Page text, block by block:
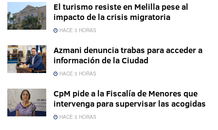
El turismo resiste en Melilla pese al
impacto de la crisis migratoria
HACE 3 HORAS
Azmani denuncia trabas para acceder a
información de la Ciudad
HACE 3 HORAS
CpM pide a la Fiscalía de Menores que
intervenga para supervisar las acogidas
HACE 3 HORAS